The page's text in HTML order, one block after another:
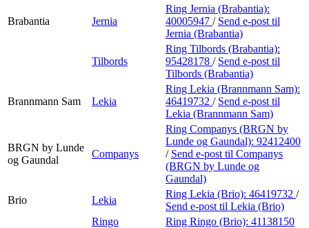
Brabantia Jernia
Ring Jernia (Brabantia):
40005947 / Send e-post til
Jernia (Brabantia)
Tilbords
Ring Tilbords (Brabantia):
95428178 / Send e-post til
Tilbords (Brabantia)
Brannmann Sam Lekia
Ring Lekia (Brannmann Sam):
46419732 / Send e-post til
Lekia (Brannmann Sam)
BRGN by Lunde
og Gaundal
Companys
Ring Companys (BRGN by
Lunde og Gaundal): 92412400
/ Send e-post til Companys
(BRGN by Lunde og
Gaundal)
Brio
Lekia
Ring Lekia (Brio): 46419732 /
Send e-post til Lekia (Brio)
Ringo
Ring Ringo (Brio): 41138150